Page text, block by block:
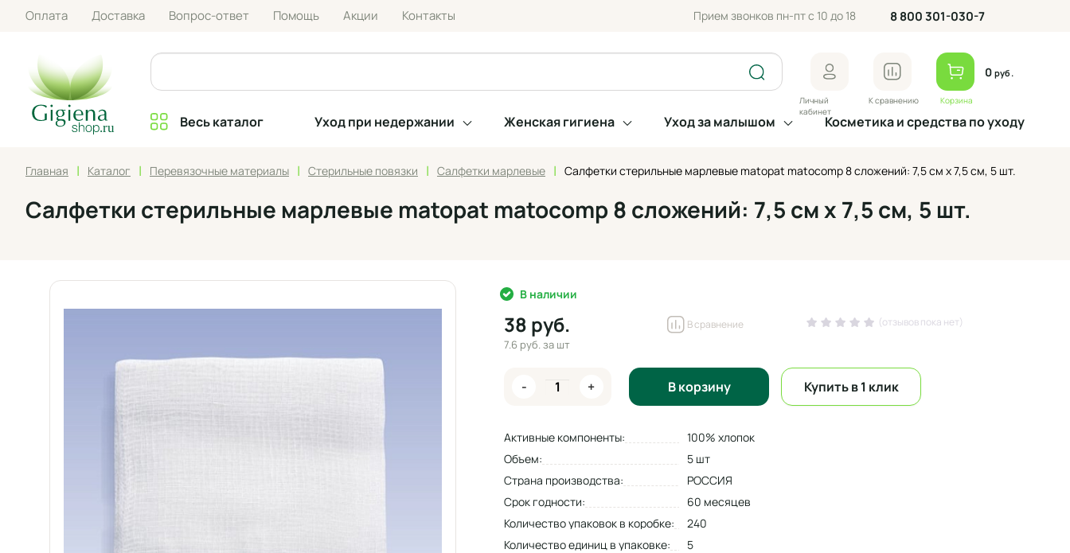
Оплата Доставка Вопрос-ответ Помощь Акции Контакты Прием звонков пн-пт с 10 до 18 8 800 301-030-7
Личный
кабинет
К сравнению Корзина
0руб.
Весь каталог Уход при недержании Женская гигиена Уход за малышом Косметика и средства по уходу
Главная | Каталог | Перевязочные материалы | Стерильные повязки | Салфетки марлевые | Салфетки стерильные марлевые matopat matocomp 8 сложений: 7,5 см x 7,5 см, 5 шт.
Салфетки стерильные марлевые matopat matocomp 8 сложений: 7,5 см x 7,5 см, 5 шт.
В наличии
38 руб. В сравнение (отзывов пока нет)
7.6 руб.за шт
- + В корзину Купить в 1 клик
Активные компоненты:
100% хлопок
Объем:
5 шт
Страна производства:
РОССИЯ
Срок годности:
60 месяцев
Количество упаковок в коробке:
240
Количество единиц в упаковке:
5